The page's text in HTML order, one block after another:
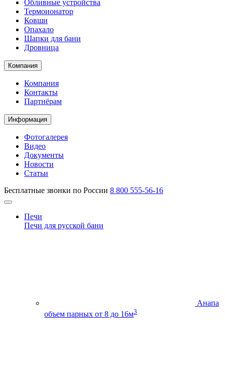
Обливные устройства
Термоионатор
Ковши
Опахало
Шапки для бани
Дровница
Компания
Компания
Контакты
Партнёрам
Информация
Фотогалерея
Видео
Документы
Новости
Статьи
Бесплатные звонки по России 8 800 555-56-16
Печи
Печи для русской бани
Анапа
объем парных от 8 до 16м3